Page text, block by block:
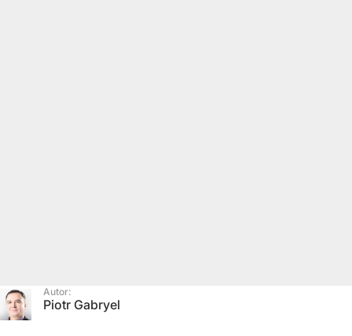
Autor:
Piotr Gabryel